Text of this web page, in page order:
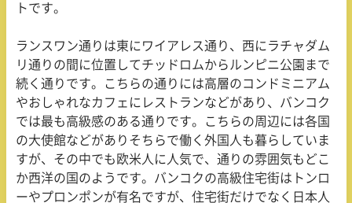
トです。
ランスワン通りは東にワイアレス通り、西にラチャダム
リ通りの間に位置してチッドロムからルンピニ公園まで
続く通りです。こちらの通りには高層のコンドミニアム
やおしゃれなカフェにレストランなどがあり、バンコク
では最も高級感のある通りです。こちらの周辺には各国
の大使館などがありそちらで働く外国人も暮らしていま
すが、その中でも欧米人に人気で、通りの雰囲気もどこ
か西洋の国のようです。バンコクの高級住宅街はトンロ
ーやプロンポンが有名ですが、住宅街だけでなく日本人